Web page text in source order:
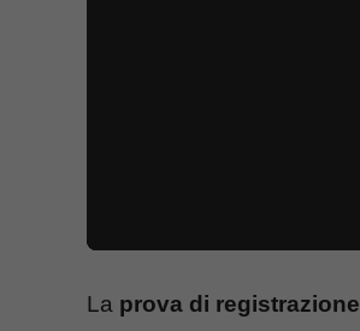
La prova di registrazione